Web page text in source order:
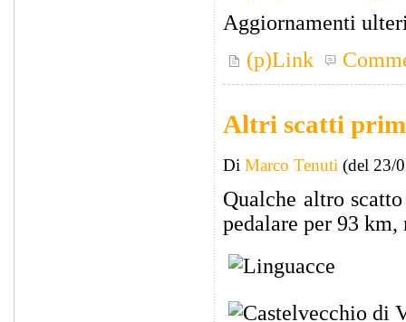
Aggiornamenti
(p)Link
Altri scatti
Di Marco Tenuti (del 23/
Qualche altro
pedalare per 93